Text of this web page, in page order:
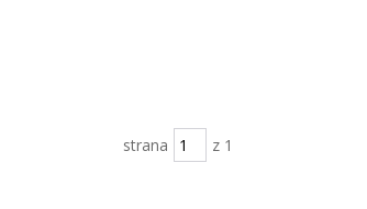
strana z 1